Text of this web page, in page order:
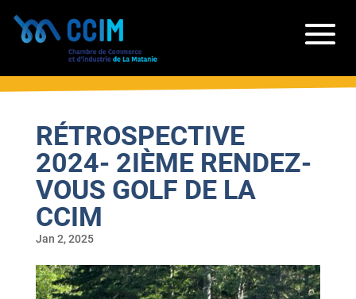
RÉTROSPECTIVE
2024- 2IÈME RENDEZ-
VOUS GOLF DE LA
CCIM
Jan 2, 2025